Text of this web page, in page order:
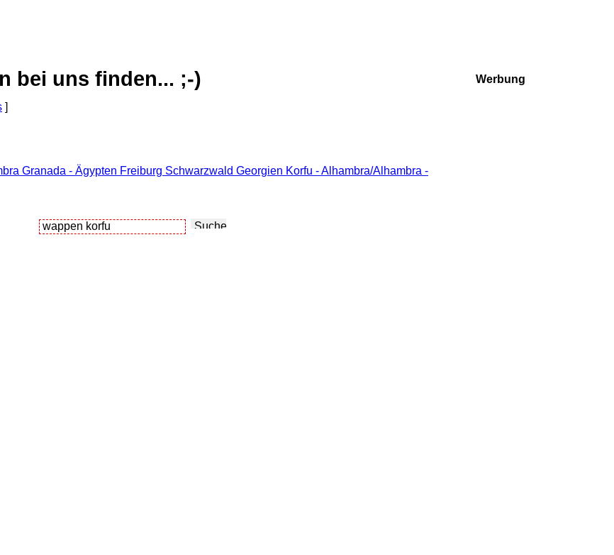
bei uns finden... ;-)
]
Granada - Ägypten Freiburg Schwarzwald Georgien Korfu - Alhambra/Alhambra -
Werbung